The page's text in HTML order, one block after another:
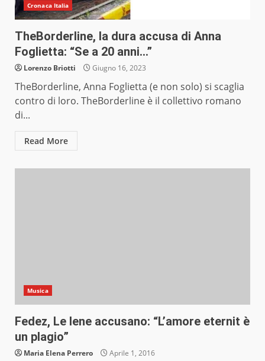
Cronaca Italia
TheBorderline, la dura accusa di Anna
Foglietta: “Se a 20 anni…”
Lorenzo Briotti Giugno 16, 2023
TheBorderline, Anna Foglietta (e non solo) si scaglia
contro di loro. TheBorderline è il collettivo romano
di...
Read More
Musica
Fedez, Le Iene accusano: “L’amore eternit è
un plagio”
Maria Elena Perrero Aprile 1, 2016